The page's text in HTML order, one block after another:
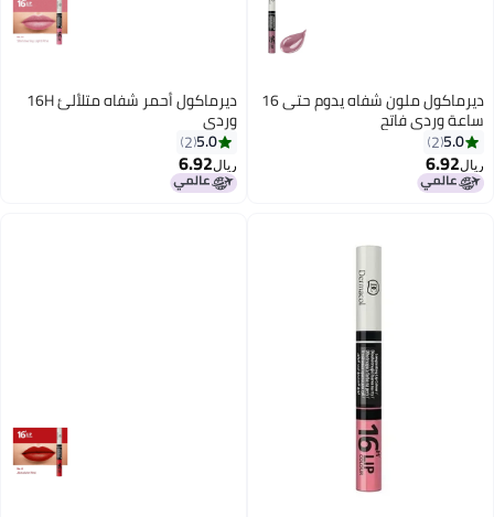
9
ديرماكول ملون شفاه يدوم حتى 16
ساعة وردي فاتح
5.0
2
ريال6.92
9
ديرماكول أحمر شفاه متلألئ 16H
وردي
5.0
2
ريال6.92